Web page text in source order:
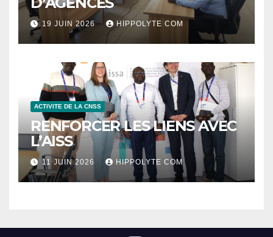
19 JUIN 2026 HIPPOLYTE COM
ACTIVITE DE LA CNSS
RENFORCER LES LIENS AVEC
L’AISS
11 JUIN 2026 HIPPOLYTE COM